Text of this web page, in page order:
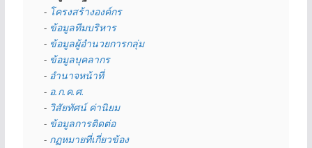
- โครงสร้างองค์กร
- ข้อมูลทีมบริหาร
- ข้อมูลผู้อำนวยการกลุ่ม
- ข้อมูลบุคลากร
- อำนาจหน้าที่
- อ.ก.ค.ศ.
- วิสัยทัศน์ ค่านิยม
- ข้อมูลการติดต่อ
- กฏหมายที่เกี่ยวข้อง